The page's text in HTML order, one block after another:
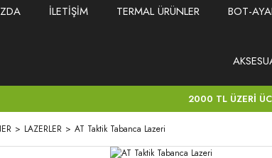
İLETİŞİM TERMAL ÜRÜNLER BOT-
2000 TL ÜZERİ
LAZERLER AT Taktik Tabanca Lazeri